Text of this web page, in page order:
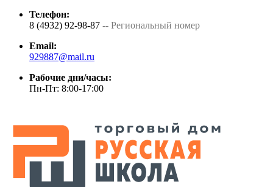
Телефон:
8 (4932) 92-98-87 -- Региональный номер
Email:
929887@mail.ru
Рабочие дни/часы:
Пн-Пт: 8:00-17:00